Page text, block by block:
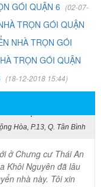
GÓI QUẬN 6 (02-07-
TRỌN GÓI QUẬN
NHÀ TRỌN GÓI
TRỌN GÓI QUẬN
(18-12-2018 15:44)
3/2 về đường Cộng
vụ chuyển nhà
ty Khôi
quý công ty.
Hòa, P.13, Q. Tân Bình
Khôi Nguyên đã lâu
nhà này. Tôi xin
và nâng cao chất